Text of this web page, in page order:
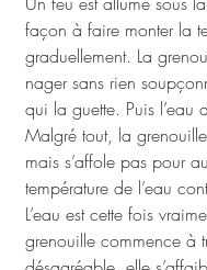
façon à faire monter la
graduellement. La
nager sans rien
qui la guette. Puis l’eau
Malgré tout, la
mais s’affole pas pour
température de l’eau
L’eau est cette fois
grenouille commence à